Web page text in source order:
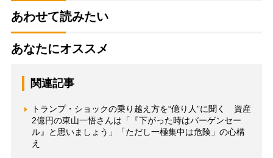
あわせて読みたい
あなたにオススメ
関連記事
トランプ・ショックの乗り越え方を“億り人”に聞く 資産
2億円の東山一悟さんは「『下がった時はバーゲンセー
ル』と思いましょう」「ただし一極集中は危険」の心構
え